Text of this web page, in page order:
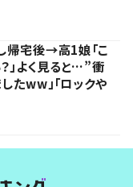
帰宅後→高1娘「こ
」よく見ると…”衝
たww」「ロックや